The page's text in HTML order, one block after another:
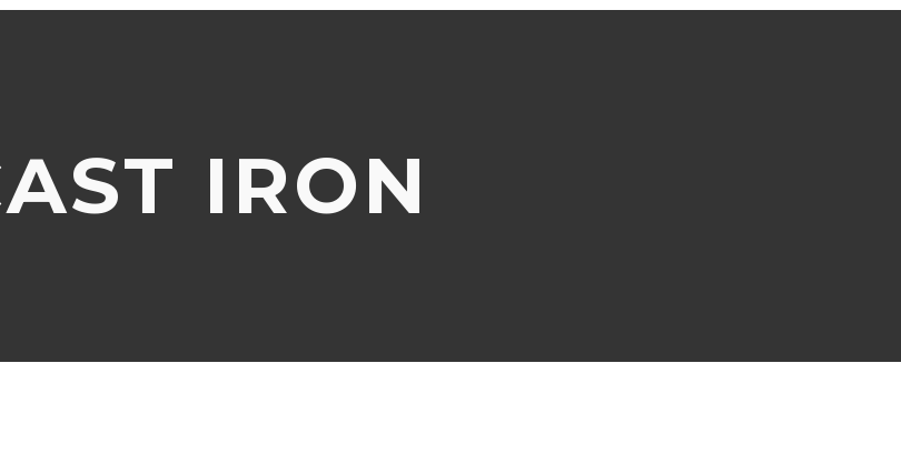
IRON